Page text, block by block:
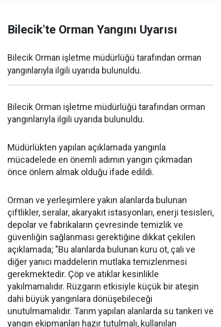
Bilecik'te Orman Yangını Uyarısı
Bilecik Orman işletme müdürlüğü tarafından orman
yangınlarıyla ilgili uyarıda bulunuldu.
Bilecik Orman işletme müdürlüğü tarafından orman
yangınlarıyla ilgili uyarıda bulunuldu.
Müdürlükten yapılan açıklamada yangınla
mücadelede en önemli adımın yangın çıkmadan
önce önlem almak olduğu ifade edildi.
Orman ve yerleşimlere yakın alanlarda bulunan
çiftlikler, seralar, akaryakıt istasyonları, enerji tesisleri,
depolar ve fabrikaların çevresinde temizlik ve
güvenliğin sağlanması gerektiğine dikkat çekilen
açıklamada; "Bu alanlarda bulunan kuru ot, çalı ve
diğer yanıcı maddelerin mutlaka temizlenmesi
gerekmektedir. Çöp ve atıklar kesinlikle
yakılmamalıdır. Rüzgarın etkisiyle küçük bir ateşin
dahi büyük yangınlara dönüşebileceği
unutulmamalıdır. Tarım yapılan alanlarda su tankeri ve
yangın ekipmanları hazır tutulmalı, kullanılan